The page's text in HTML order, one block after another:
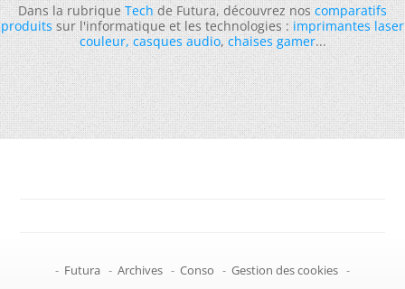
Dans la rubriqueTechde Futura, découvrez noscomparatifs
produitssur l'informatique et les technologies :imprimantes laser
couleur,casques audio,chaises gamer...
- Futura - Archives - Conso - Gestion des cookies -